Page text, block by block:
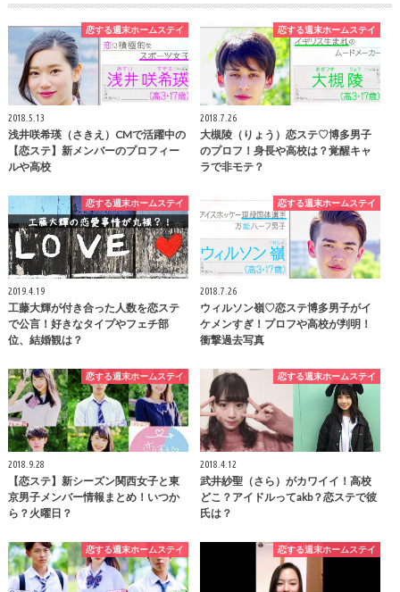
恋する週末ホームステイ
2018.5.13
浅井咲希瑛（さきえ）CMで活躍中の
【恋ステ】新メンバーのプロフィー
ルや高校
恋する週末ホームステイ
2018.7.26
大槻陵（りょう）恋ステ♡博多男子
のプロフ！身長や高校は？覚醒キャ
ラで非モテ？
恋する週末ホームステイ
2019.4.19
工藤大輝が付き合った人数を恋ステ
で公言！好きなタイプやフェチ部
位、結婚観は？
恋する週末ホームステイ
2018.7.26
ウィルソン嶺♡恋ステ博多男子がイ
ケメンすぎ！プロフや高校が判明！
衝撃過去写真
恋する週末ホームステイ
2018.9.28
【恋ステ】新シーズン関西女子と東
京男子メンバー情報まとめ！いつか
ら？火曜日？
恋する週末ホームステイ
2018.4.12
武井紗聖（さら）がカワイイ！高校
どこ？アイドルってakb？恋ステで彼
氏は？
恋する週末ホームステイ 恋する週末ホームステイ